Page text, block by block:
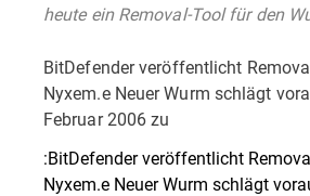
heute ein Removal-Tool für den
BitDefender veröffentlicht
Nyxem.e Neuer Wurm schlägt
Februar 2006 zu
:BitDefender veröffentlicht
Nyxem.e Neuer Wurm schlägt